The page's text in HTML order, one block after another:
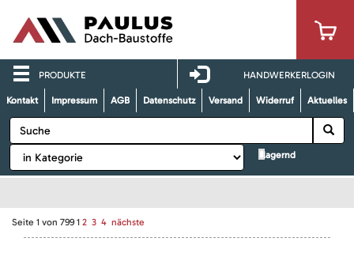
PRODUKTE HANDWERKERLOGIN
Kontakt Impressum AGB Datenschutz Versand Widerruf Aktuelles
lagernd
Seite 1 von 799 1 2 3 4 nächste